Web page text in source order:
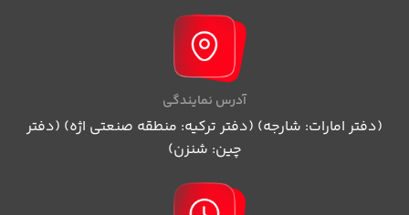
آدرس نمایندگی
(دفتر امارات: شارجه) (دفتر ترکیه: منطقه صنعتی اژه) (دفتر
چین: شنزن)